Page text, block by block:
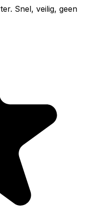
Snel, veilig, geen